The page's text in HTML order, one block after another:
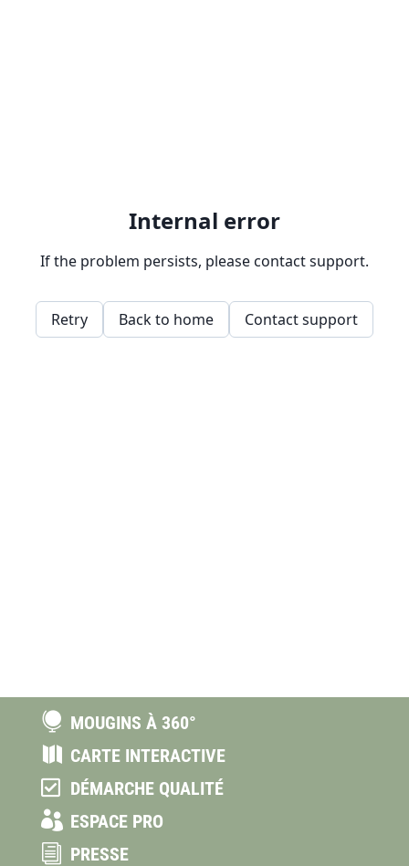
 MOUGINS À 360°
 CARTE INTERACTIVE
 DÉMARCHE QUALITÉ
 ESPACE PRO
i PRESSE